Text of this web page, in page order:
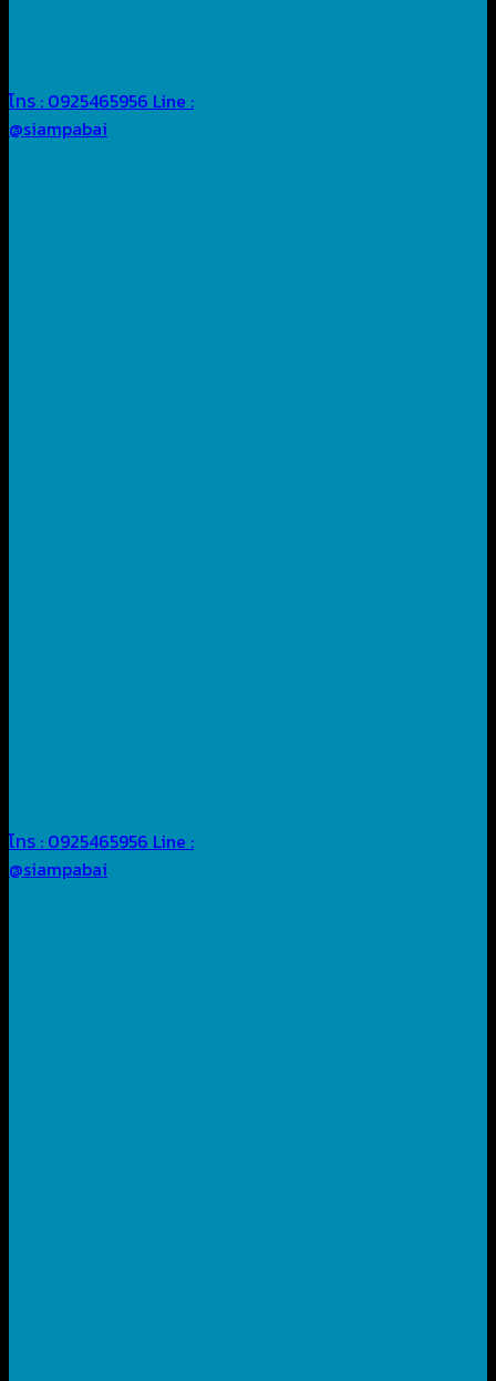
โทร : 0925465956 Line :
@siampabai
โทร : 0925465956 Line :
@siampabai